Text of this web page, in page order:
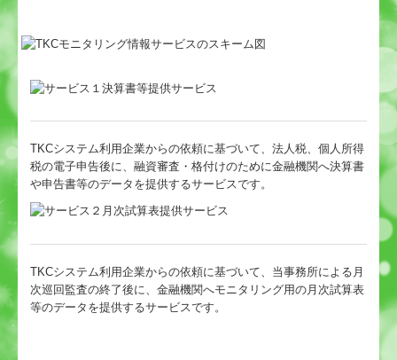
TKCシステム利用企業からの依頼に基づいて、法人税、個人所得
税の電子申告後に、融資審査・格付けのために金融機関へ決算書
や申告書等のデータを提供するサービスです。
TKCシステム利用企業からの依頼に基づいて、当事務所による月
次巡回監査の終了後に、金融機関へモニタリング用の月次試算表
等のデータを提供するサービスです。